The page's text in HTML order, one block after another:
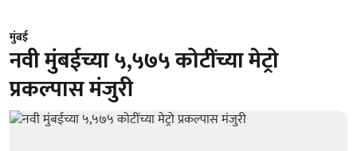
मुंबई
नवी मुंबईच्या ५,५७५ कोटींच्या मेट्रो
प्रकल्पास मंजुरी